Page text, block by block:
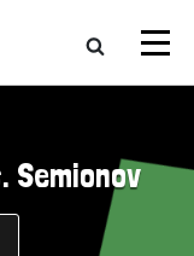
Semionov